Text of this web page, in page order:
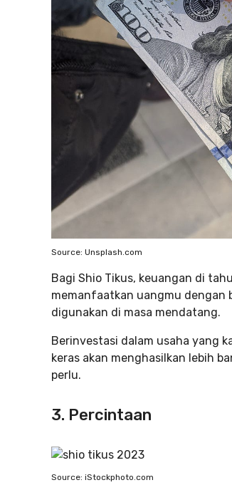
Source: Unsplash.com
Bagi Shio Tikus, keuangan di
memanfaatkan uangmu dengan
digunakan di masa mendatang.
Berinvestasi dalam usaha yang
keras akan menghasilkan lebih
perlu.
3. Percintaan
Source: iStockphoto.com